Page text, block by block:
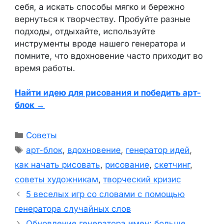
себя, а искать способы мягко и бережно
вернуться к творчеству. Пробуйте разные
подходы, отдыхайте, используйте
инструменты вроде нашего генератора и
помните, что вдохновение часто приходит во
время работы.
Найти идею для рисования и победить арт-
блок →
Рубрики
Советы
Метки
арт-блок, вдохновение, генератор идей,
как начать рисовать, рисование, скетчинг,
советы художникам, творческий кризис
5 веселых игр со словами с помощью
генератора случайных слов